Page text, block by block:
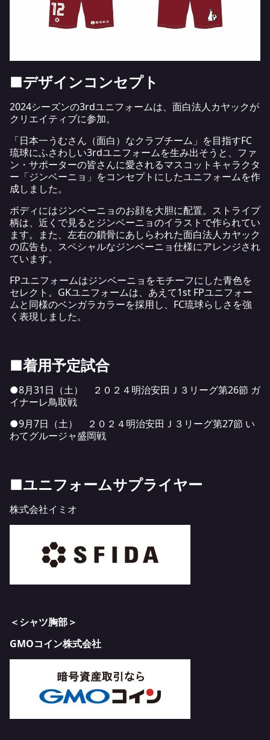
■デザインコンセプト
2024シーズンの3rdユニフォームは、面白法人カヤックが
クリエイティブに参加。
「日本一うむさん（面白）なクラブチーム」を目指すFC
琉球にふさわしい3rdユニフォームを生み出そうと、ファ
ン・サポーターの皆さんに愛されるマスコットキャラクタ
ー「ジンベーニョ」をコンセプトにしたユニフォームを作
成しました。
ボディにはジンベーニョのお顔を大胆に配置。ストライプ
柄は、近くで見るとジンベーニョのイラストで作られてい
ます。また、左右の鎖骨にあしらわれた面白法人カヤック
の広告も、スペシャルなジンベーニョ仕様にアレンジされ
ています。
FPユニフォームはジンベーニョをモチーフにした青色を
セレクト。GKユニフォームは、あえて1st FPユニフォー
ムと同様のベンガラカラーを採用し、FC琉球らしさを強
く表現しました。
■着用予定試合
●8月31日（土） ２０２４明治安田Ｊ３リーグ第26節 ガ
イナーレ鳥取戦
●9月7日（土） ２０２４明治安田Ｊ３リーグ第27節 い
わてグルージャ盛岡戦
■ユニフォームサプライヤー
株式会社イミオ
＜シャツ胸部＞
GMOコイン株式会社